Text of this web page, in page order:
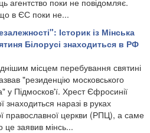
в ЄС поки не...
Історик із Мінська
Білорусі знаходиться в РФ
місцем перебування святині
"резиденцію московського
у Підмосков'ї. Хрест Єфросинії
знаходиться наразі в руках
православної церкви (РПЦ), а саме
це заявив мінсь...